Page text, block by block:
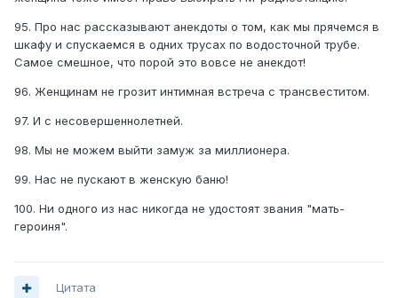
95. Про нас рассказывают анекдоты о том, как мы прячемся в
шкафу и спускаемся в одних трусах по водосточной трубе.
Самое смешное, что порой это вовсе не анекдот!
96. Женщинам не грозит интимная встреча с трансвеститом.
97. И с несовершеннолетней.
98. Мы не можем выйти замуж за миллионера.
99. Нас не пускают в женскую баню!
100. Ни одного из нас никогда не удостоят звания "мать-
героиня".
Цитата